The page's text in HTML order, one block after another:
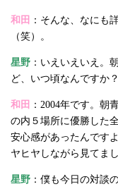
和田 ：そんな、なにも
（笑）。
星野 ：いえいえいえ。
ど、いつ頃なんですか？
和田 ：2004年です。朝
の内５場所に優勝した
安心感があったんです
ヤヒヤしながら見てま
星野 ：僕も今日の対談